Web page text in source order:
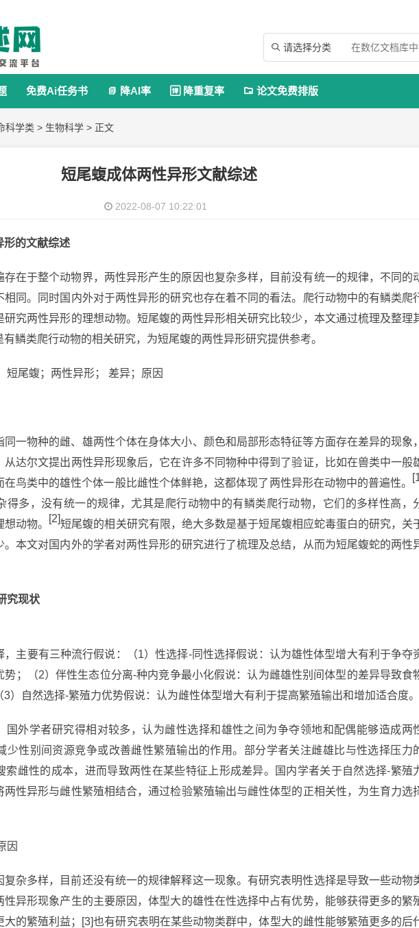
 请选择分类
免费Ai任务书  降AI率  降重复率  论文免费排版
科学类 > 生物科学 > 正文
短尾蝮成体两性异形文献综述
2022-08-07 10:22:01
形的文献综述
存在于整个动物界，两性异形产生的原因也复杂多样，目前没有统一的规律，不同的
相同。同时国内外对于两性异形的研究也存在着不同的看法。爬行动物中的有鳞类爬
研究两性异形的理想动物。短尾蝮的两性异形相关研究比较少，本文通过梳理及整理
鳞类爬行动物的相关研究，为短尾蝮的两性异形研究提供参考。
短尾蝮；两性异形； 差异；原因
同一物种的雌、雄两性个体在身体大小、颜色和局部形态特征等方面存在差异的现象
从达尔文提出两性异形现象后，它在许多不同物种中得到了验证，比如在兽类中一般
鸟类中的雄性个体一般比雌性个体鲜艳，这都体现了两性异形在动物中的普遍性。
得多，没有统一的规律，尤其是爬行动物中的有鳞类爬行动物，它们的多样性高，
动物。
[2]短尾蝮的相关研究有限，绝大多数是基于短尾蝮相应蛇毒蛋白的研究，关
。本文对国内外的学者对两性异形的研究进行了梳理及总结，从而为短尾蝮蛇的两性
究现状
，主要有三种流行假说：（1）性选择-同性选择假说：认为雄性体型增大有利于争夺
势；（2）伴性生态位分离-种内竞争最小化假说：认为雌雄性别间体型的差异导致食
）自然选择-繁殖力优势假说：认为雌性体型增大有利于提高繁殖输出和增加适合度。
国外学者研究得相对较多，认为雌性选择和雄性之间为争夺领地和配偶能够造成两
少性别间资源竞争或改善雌性繁殖输出的作用。部分学者关注雌雄比与性选择压力
索雌性的成本，进而导致两性在某些特征上形成差异。国内学者关于自然选择-繁殖
两性异形与雌性繁殖相结合，通过检验繁殖输出与雌性体型的正相关性，为生育力选
因
复杂多样，目前还没有统一的规律解释这一现象。有研究表明性选择是导致一些动物
性异形现象产生的主要原因，体型大的雄性在性选择中占有优势，能够获得更多的繁
的繁殖利益；[3]也有研究表明在某些动物类群中，体型大的雌性能够繁殖更多的后